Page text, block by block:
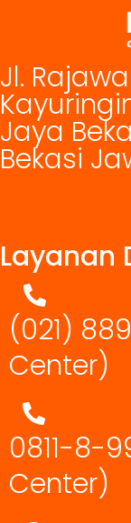
Jl.
Jaya
Bekasi
Layanan
(021)
Center)
0811-8-
Center)